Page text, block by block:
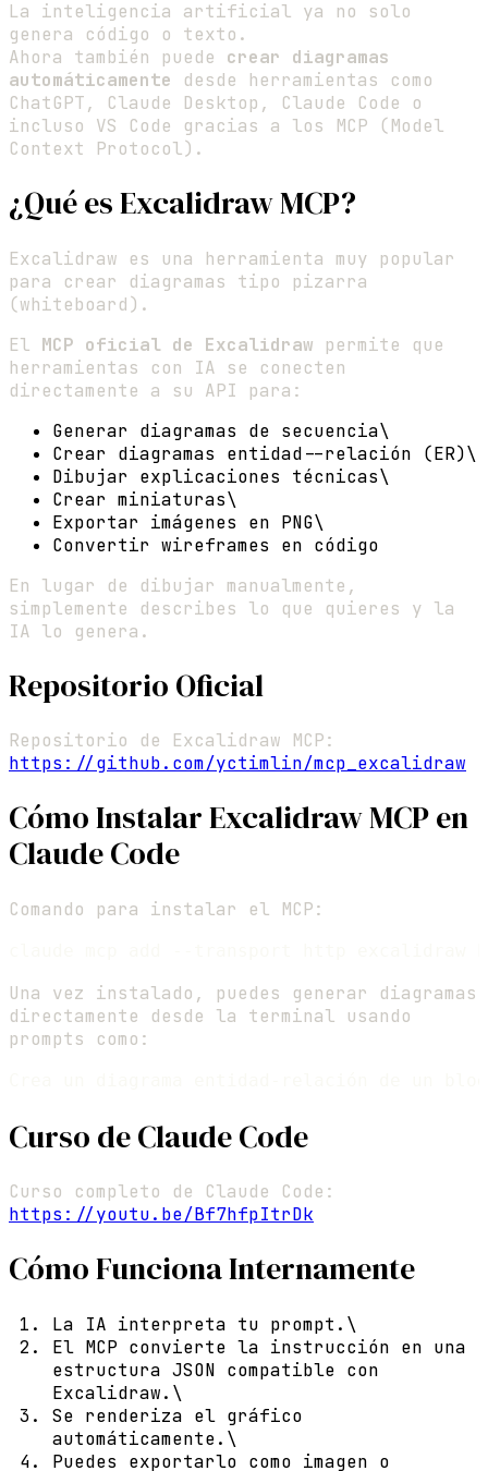
La inteligencia artificial ya no solo
genera código o texto.
Ahora también puede crear diagramas
automáticamente desde herramientas como
ChatGPT, Claude Desktop, Claude Code o
incluso VS Code gracias a los MCP (Model
Context Protocol).
¿Qué es Excalidraw MCP?
Excalidraw es una herramienta muy popular
para crear diagramas tipo pizarra
(whiteboard).
El MCP oficial de Excalidraw permite que
herramientas con IA se conecten
directamente a su API para:
Generar diagramas de secuencia\
Crear diagramas entidad--relación (ER)\
Dibujar explicaciones técnicas\
Crear miniaturas\
Exportar imágenes en PNG\
Convertir wireframes en código
En lugar de dibujar manualmente,
simplemente describes lo que quieres y la
IA lo genera.
Repositorio Oficial
Repositorio de Excalidraw MCP:
https://github.com/yctimlin/mcp_excalidraw
Cómo Instalar Excalidraw MCP en
Claude Code
Comando para instalar el MCP:
Una vez instalado, puedes generar diagramas
directamente desde la terminal usando
prompts como:
Curso de Claude Code
Curso completo de Claude Code:
https://youtu.be/Bf7hfpItrDk
Cómo Funciona Internamente
La IA interpreta tu prompt.\
El MCP convierte la instrucción en una
estructura JSON compatible con
Excalidraw.\
Se renderiza el gráfico
automáticamente.\
Puedes exportarlo como imagen o